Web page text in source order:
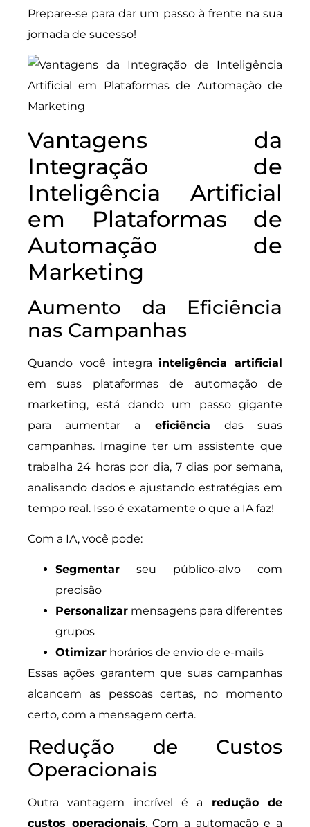
Prepare-se para dar um passo à frente na sua
jornada de sucesso!
Vantagens da
Integração de
Inteligência Artificial
em Plataformas de
Automação de
Marketing
Aumento da Eficiência
nas Campanhas
Quando você integrainteligência artificial
em suas plataformas de automação de
marketing, está dando um passo gigante
para aumentar a eficiência das suas
campanhas. Imagine ter um assistente que
trabalha 24 horas por dia, 7 dias por semana,
analisando dados e ajustando estratégias em
tempo real. Isso é exatamente o que a IA faz!
Com a IA, você pode:
Segmentar seu público-alvo com
precisão
Personalizar mensagens para diferentes
grupos
Otimizar horários de envio de e-mails
Essas ações garantem que suas campanhas
alcancem as pessoas certas, no momento
certo, com a mensagem certa.
Redução de Custos
Operacionais
Outra vantagem incrível é a redução de
custos operacionais. Com a automação e a